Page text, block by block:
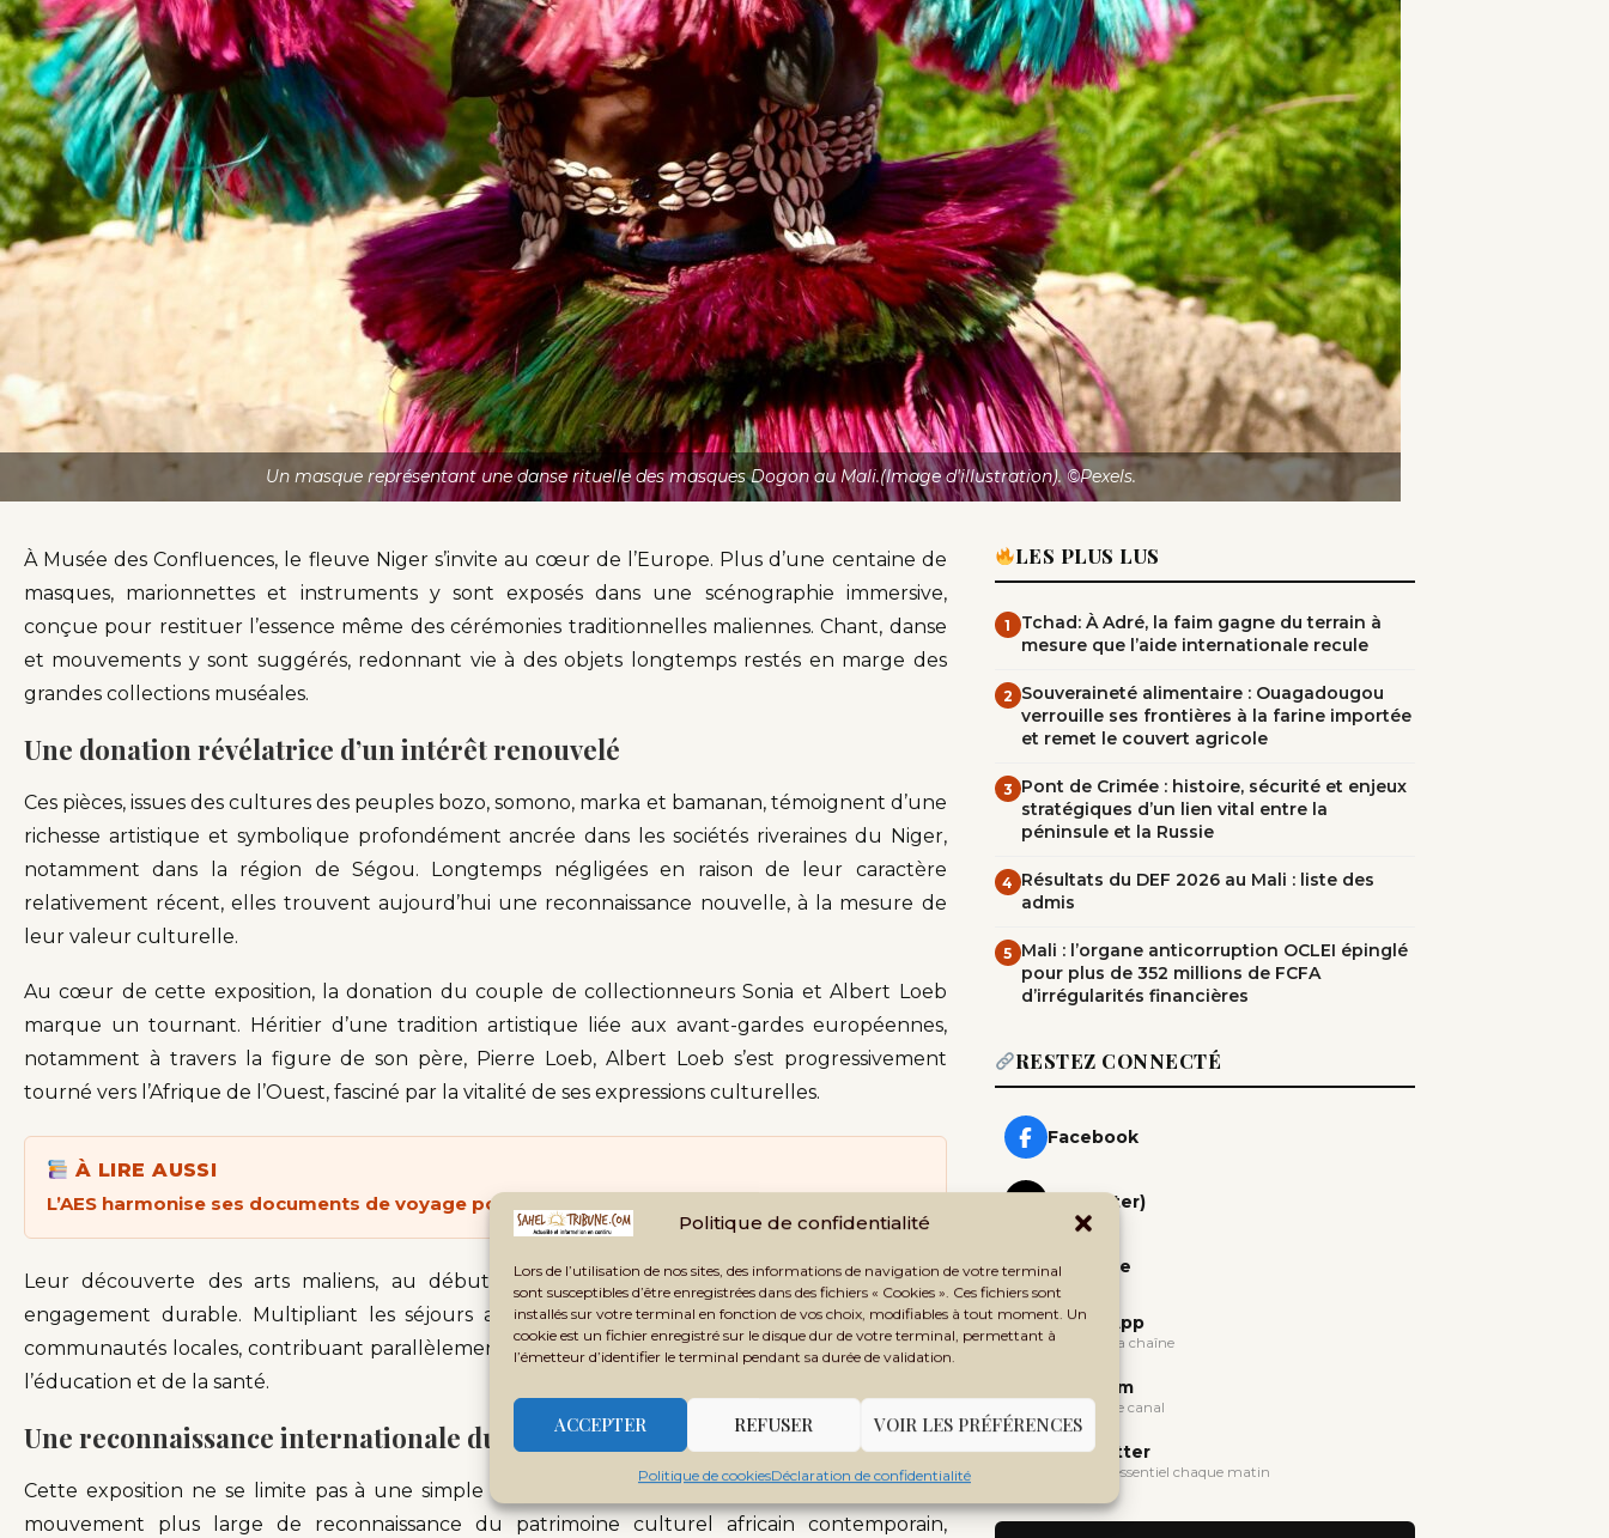
Politique de confidentialité
Lors de l’utilisation de nos sites, des informations de navigation de votre terminal
sont susceptibles d’être enregistrées dans des fichiers « Cookies ». Ces fichiers sont
installés sur votre terminal en fonction de vos choix, modifiables à tout moment. Un
cookie est un fichier enregistré sur le disque dur de votre terminal, permettant à
l’émetteur d’identifier le terminal pendant sa durée de validation.
ACCEPTER REFUSER VOIR LES PRÉFÉRENCES
Politique de cookiesDéclaration de confidentialité
Un masque représentant une danse rituelle des masques Dogon au Mali.(Image d'illustration). ©Pexels.
À Musée des Confluences, le fleuve Niger s’invite au cœur de l’Europe. Plus d’une centaine de
masques, marionnettes et instruments y sont exposés dans une scénographie immersive,
conçue pour restituer l’essence même des cérémonies traditionnelles maliennes. Chant, danse
et mouvements y sont suggérés, redonnant vie à des objets longtemps restés en marge des
grandes collections muséales.
Une donation révélatrice d’un intérêt renouvelé
Ces pièces, issues des cultures des peuples bozo, somono, marka et bamanan, témoignent d’une
richesse artistique et symbolique profondément ancrée dans les sociétés riveraines du Niger,
notamment dans la région de Ségou. Longtemps négligées en raison de leur caractère
relativement récent, elles trouvent aujourd’hui une reconnaissance nouvelle, à la mesure de
leur valeur culturelle.
Au cœur de cette exposition, la donation du couple de collectionneurs Sonia et Albert Loeb
marque un tournant. Héritier d’une tradition artistique liée aux avant-gardes européennes,
notamment à travers la figure de son père, Pierre Loeb, Albert Loeb s’est progressivement
tourné vers l’Afrique de l’Ouest, fasciné par la vitalité de ses expressions culturelles.
À LIRE AUSSI
L’AES harmonise ses documents de voyage pour renforcer l’intégration économique
Leur découverte des arts maliens, au début des années 2000, s’est transformée en un
engagement durable. Multipliant les séjours au Mali, ils ont tissé des liens étroits avec les
communautés locales, contribuant parallèlement à des initiatives sociales dans les domaines de
l’éducation et de la santé.
Une reconnaissance internationale du patrimoine malien
Cette exposition ne se limite pas à une simple mise en valeur esthétique. Elle participe d’un
mouvement plus large de reconnaissance du patrimoine culturel africain contemporain,
LES PLUS LUS
1
Tchad: À Adré, la faim gagne du terrain à
mesure que l’aide internationale recule
2 Souveraineté alimentaire : Ouagadougou
verrouille ses frontières à la farine importée
et remet le couvert agricole
3 Pont de Crimée : histoire, sécurité et enjeux
stratégiques d’un lien vital entre la
péninsule et la Russie
4 Résultats du DEF 2026 au Mali : liste des
admis
5 Mali : l’organe anticorruption OCLEI épinglé
pour plus de 352 millions de FCFA
d’irrégularités financières
RESTEZ CONNECTÉ
Facebook
X (Twitter)
YouTube
WhatsApp
Rejoindre la chaîne
Telegram
Rejoindre le canal
Newsletter
Recevoir l'essentiel chaque matin